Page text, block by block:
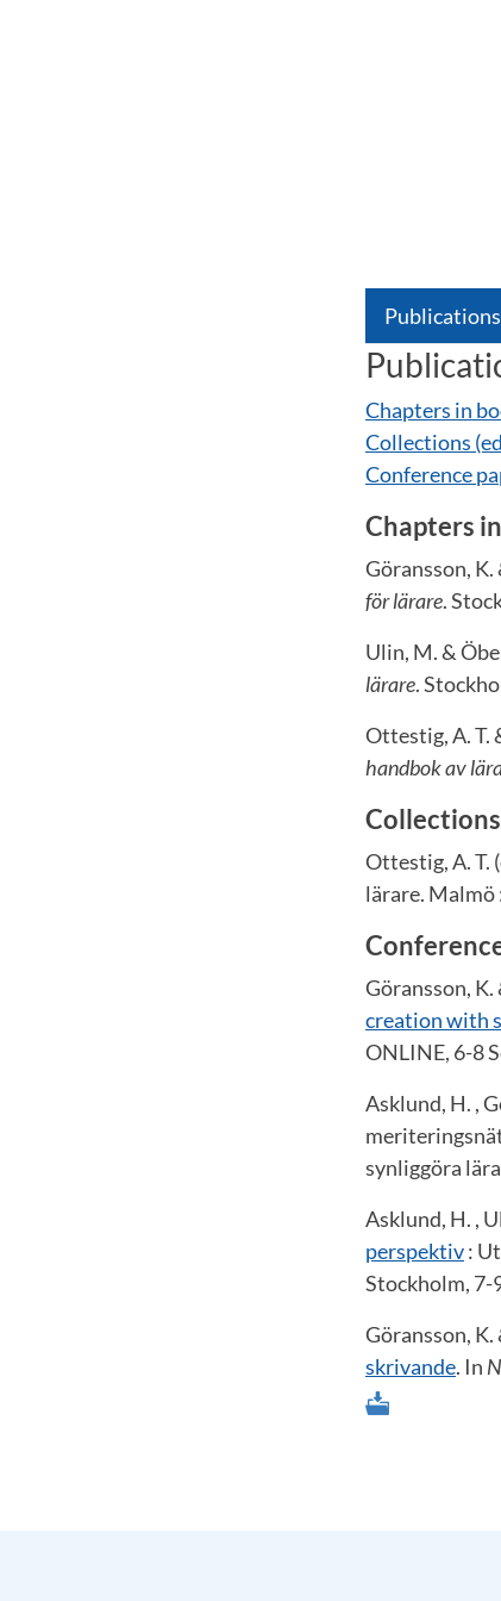
Publications
Chapters in
Collections
Conference
Chapters
Göransson,
för lärare.
Ulin, M. &
lärare.
Ottestig, A. T.
handbok av
Ottestig, A. T.
lärare. Malmö
Göransson,
creation with
ONLINE, 6-8
Asklund, H. ,
synliggöra
Asklund, H. ,
perspektiv:
Stockholm, 7-
Göransson,
skrivande. In